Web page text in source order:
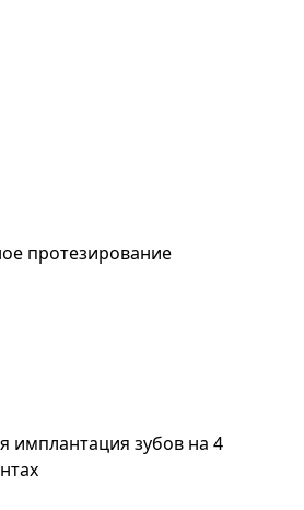
протезирование
имплантация зубов на 4